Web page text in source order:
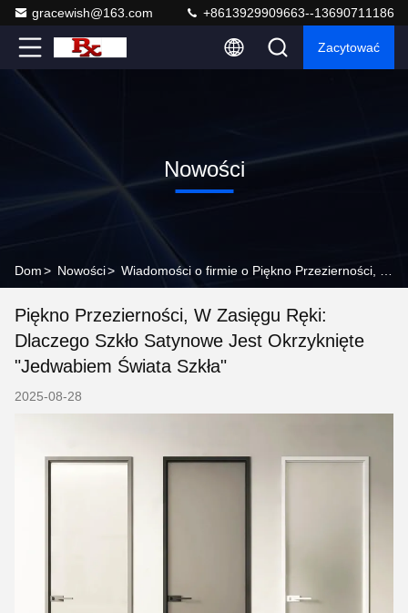
gracewish@163.com +8613929909663--13690711186
Zacytować
Nowości
Dom> Nowości>
Piękno Przezierności, W Zasięgu Ręki:
Dlaczego Szkło Satynowe Jest Okrzyknięte
"Jedwabiem Świata Szkła"
2025-08-28